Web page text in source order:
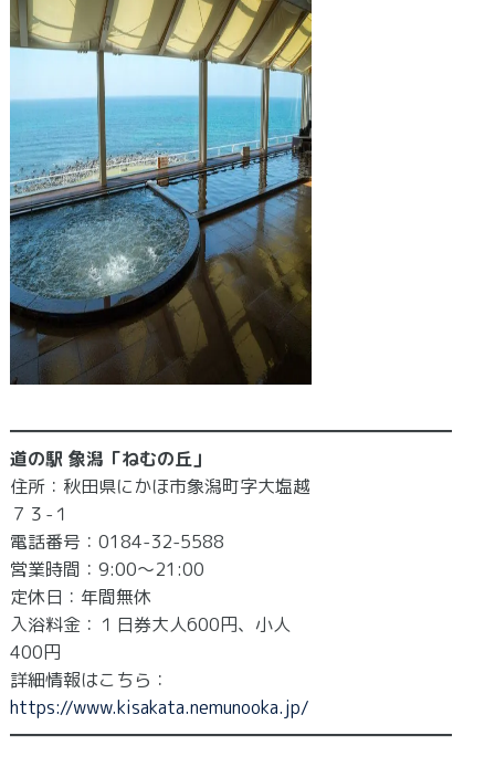
━━━━━━━━━━━━━━━━━━━━━━━━━
​道の駅 象潟「ねむの丘」
住所：秋田県にかほ市象潟町字大塩越
７３-１
電話番号：0184-32-5588
営業時間：9:00～21:00
定休日：年間無休
入浴料金：１日券大人600円、小人
400円
詳細情報はこちら：
https://www.kisakata.nemunooka.jp/
━━━━━━━━━━━━━━━━━━━━━━━━━